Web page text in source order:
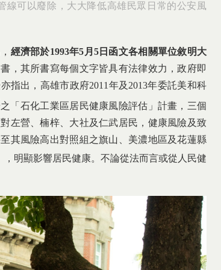
線可以廢除，大大降低高雄民眾日常的公安風
經濟部於1993年5 月 5日函文各相關單位敘明大
，其所書寫每個文字皆具有法律效力，政府即
指出，高雄市政府2011年及2013年委託美和科
之「石化工業區居民健康風險評估」計畫，三個
左營、楠梓、大社及仁武居民，健康風險及致
其風險高出對照組之旗山、美濃地區及花蓮縣
，明顯影響居民健康。不論從法而言或從人民健